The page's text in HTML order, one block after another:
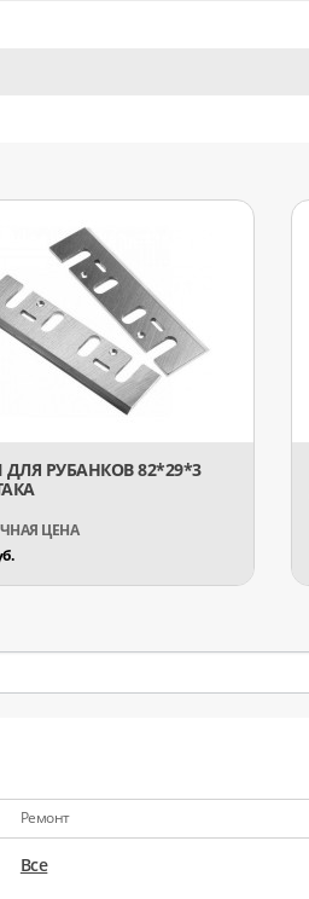
РУБАНКОВ 82*29*3
Ремонт
Все